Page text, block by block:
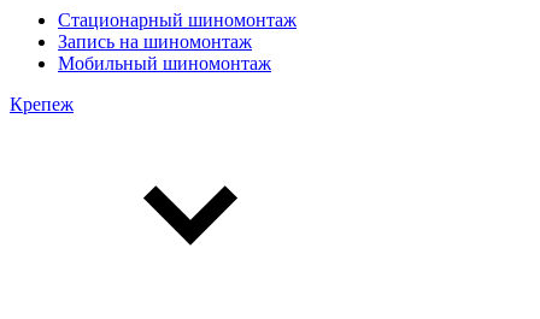
Стационарный шиномонтаж
Запись на шиномонтаж
Мобильный шиномонтаж
Крепеж